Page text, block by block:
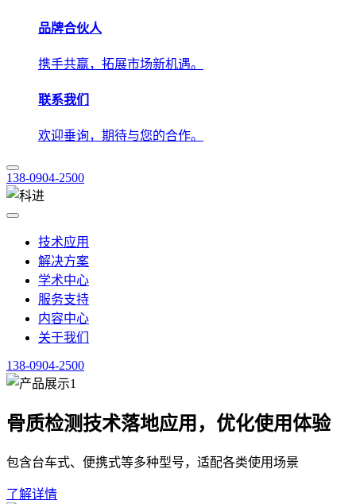
品牌合伙人
携手共赢，拓展市场新机遇。
联系我们
欢迎垂询，期待与您的合作。
138-0904-2500
技术应用
解决方案
学术中心
服务支持
内容中心
关于我们
138-0904-2500
骨质检测技术落地应用，优化使用体验
包含台车式、便携式等多种型号，适配各类使用场景
了解详情